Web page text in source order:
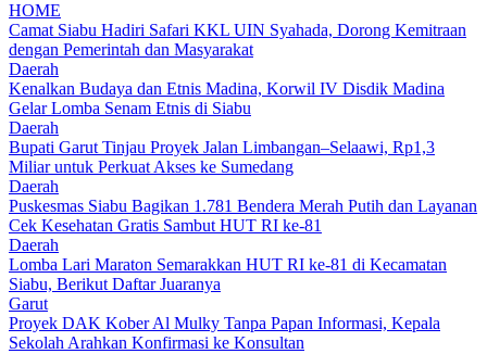
HOME
Camat Siabu Hadiri Safari KKL UIN Syahada, Dorong Kemitraan
dengan Pemerintah dan Masyarakat
Daerah
Kenalkan Budaya dan Etnis Madina, Korwil IV Disdik Madina
Gelar Lomba Senam Etnis di Siabu
Daerah
Bupati Garut Tinjau Proyek Jalan Limbangan–Selaawi, Rp1,3
Miliar untuk Perkuat Akses ke Sumedang
Daerah
Puskesmas Siabu Bagikan 1.781 Bendera Merah Putih dan Layanan
Cek Kesehatan Gratis Sambut HUT RI ke-81
Daerah
Lomba Lari Maraton Semarakkan HUT RI ke-81 di Kecamatan
Siabu, Berikut Daftar Juaranya
Garut
Proyek DAK Kober Al Mulky Tanpa Papan Informasi, Kepala
Sekolah Arahkan Konfirmasi ke Konsultan